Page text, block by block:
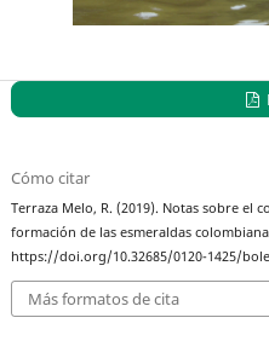
Cómo citar
Terraza Melo, R. (2019). Notas sobre el
formación de las esmeraldas
https://doi.org/10.32685/0120-1425/
Más formatos de cita